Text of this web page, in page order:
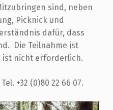
sind, neben
Picknick und
dafür, dass
Die Teilnahme ist
ist nicht erforderlich.
+32 (0)80 22 66 07.